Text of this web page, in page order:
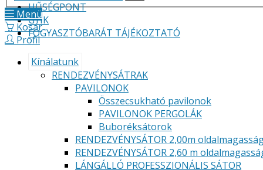
HŰSÉGPONT
GYIK
FOGYASZTÓBARÁT TÁJÉKOZTATÓ
Menü
Kosár
Profil
Kínálatunk
RENDEZVÉNYSÁTRAK
PAVILONOK
Összecsukható pavilonok
PAVILONOK PERGOLÁK
Buboréksátorok
RENDEZVÉNYSÁTOR 2,00m
RENDEZVÉNYSÁTOR 2,60 m
LÁNGÁLLÓ PROFESSZIONÁLIS SÁTOR